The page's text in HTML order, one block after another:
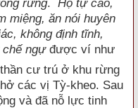
rừng. Họ tự cao,
miệng, ăn nói huyên
không định tĩnh,
chế ngự được ví như
cư trú ở khu rừng
các vị Tỳ-kheo. Sau
và đã nỗ lực tinh